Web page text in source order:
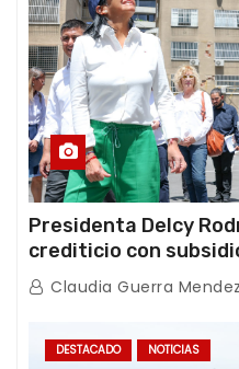
Presidenta Delcy
crediticio con
con Juntas de
Claudia Guerra Mendez
DESTACADO NOTICIAS